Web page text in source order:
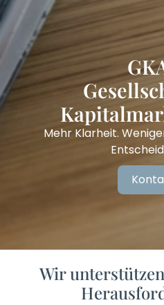
Mehr Klarheit.
Wir